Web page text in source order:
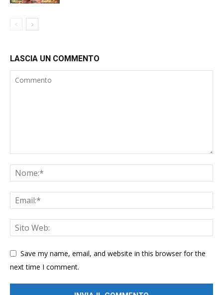
LASCIA UN COMMENTO
Save my name, email, and website in this browser for the
next time I comment.